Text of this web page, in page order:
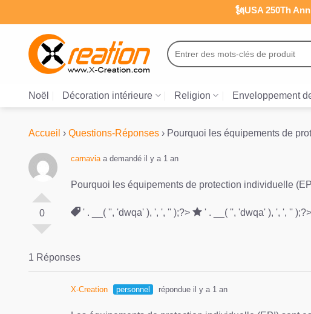
au
🗽USA 250Th
Recherche
pour :
Noël Décoration intérieure Religion Enveloppement
Accueil › Questions-Réponses › Pourquoi les équipements de
0
carnaviaa demandé il y a 1 an
Pourquoi les équipements de protection individuelle
' . __( '', 'dwqa' ), ', ', '' );?> ' . __( '', 'dwqa' ), ', ', '' );?>
1 Réponses
X-Creation personnel répondue il y a 1 an